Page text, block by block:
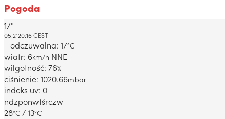
Pogoda
Dabrowa Gornicza, PL
17°
05:2120:16 CEST
odczuwalna: 17°C
wiatr: 6km/h NNE
wilgotność: 76%
ciśnienie: 1020.66mbar
indeks uv: 0
ndzponwtśrczw
28°C / 13°C